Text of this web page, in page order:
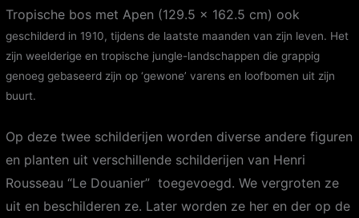
Tropische bos met Apen (129.5 x 162.5 cm) ook
geschilderd in 1910, tijdens de laatste maanden van zijn leven. Het
zijn weelderige en tropische jungle-landschappen die grappig
genoeg gebaseerd zijn op ‘gewone’ varens en loofbomen uit zijn
buurt.
Op deze twee schilderijen worden diverse andere figuren
en planten uit verschillende schilderijen van Henri
Rousseau “Le Douanier” toegevoegd. We vergroten ze
uit en beschilderen ze. Later worden ze her en der op de